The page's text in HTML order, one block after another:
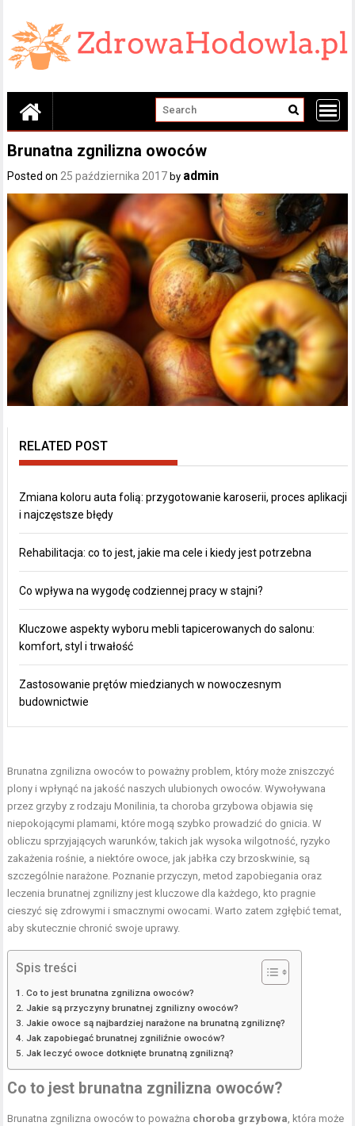
content
Brunatna zgnilizna owoców
Posted on25 października 2017 by admin
RELATED POST
Zmiana koloru auta folią: przygotowanie karoserii, proces aplikacji
i najczęstsze błędy
Rehabilitacja: co to jest, jakie ma cele i kiedy jest potrzebna
Co wpływa na wygodę codziennej pracy w stajni?
Kluczowe aspekty wyboru mebli tapicerowanych do salonu:
komfort, styl i trwałość
Zastosowanie prętów miedzianych w nowoczesnym
budownictwie
Brunatna zgnilizna owoców to poważny problem, który może zniszczyć
plony i wpłynąć na jakość naszych ulubionych owoców. Wywoływana
przez grzyby z rodzaju Monilinia, ta choroba grzybowa objawia się
niepokojącymi plamami, które mogą szybko prowadzić do gnicia. W
obliczu sprzyjających warunków, takich jak wysoka wilgotność, ryzyko
zakażenia rośnie, a niektóre owoce, jak jabłka czy brzoskwinie, są
szczególnie narażone. Poznanie przyczyn, metod zapobiegania oraz
leczenia brunatnej zgnilizny jest kluczowe dla każdego, kto pragnie
cieszyć się zdrowymi i smacznymi owocami. Warto zatem zgłębić temat,
aby skutecznie chronić swoje uprawy.
Spis treści
Co to jest brunatna zgnilizna owoców?
Jakie są przyczyny brunatnej zgnilizny owoców?
Jakie owoce są najbardziej narażone na brunatną zgniliznę?
Jak zapobiegać brunatnej zgniliźnie owoców?
Jak leczyć owoce dotknięte brunatną zgnilizną?
Co to jest brunatna zgnilizna owoców?
Brunatna zgnilizna owoców to poważna choroba grzybowa, która może